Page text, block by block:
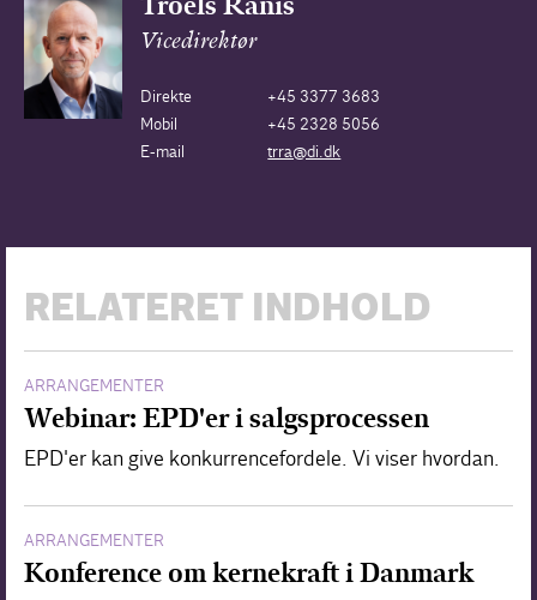
Vicedirektør
Direkte
+45 3377 3683
Mobil
+45 2328 5056
E-mail
trra@di.dk
RELATERET INDHOLD
ARRANGEMENTER
Webinar: EPD'er i salgsprocessen
EPD'er kan give konkurrencefordele. Vi viser hvordan.
ARRANGEMENTER
Konference om kernekraft i Danmark